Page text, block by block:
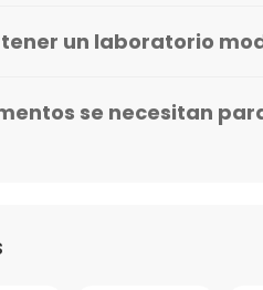
un laboratorio
se necesitan